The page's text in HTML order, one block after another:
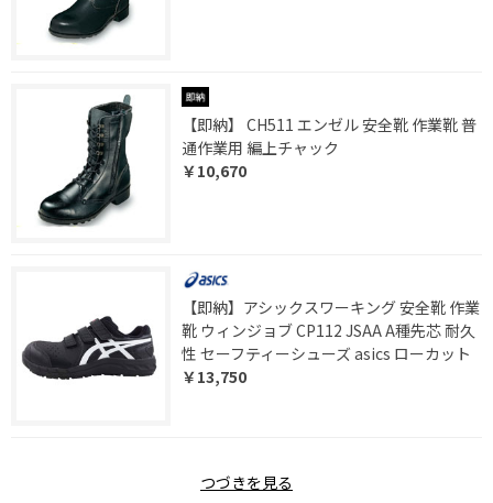
【即納】 CH511 エンゼル 安全靴 作業靴 普
通作業用 編上チャック
￥10,670
【即納】アシックスワーキング 安全靴 作業
靴 ウィンジョブ CP112 JSAA A種先芯 耐久
性 セーフティーシューズ asics ローカット
￥13,750
つづきを見る